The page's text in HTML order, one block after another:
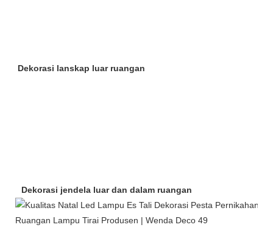
Dekorasi lanskap luar ruangan
Dekorasi jendela luar dan dalam ruangan